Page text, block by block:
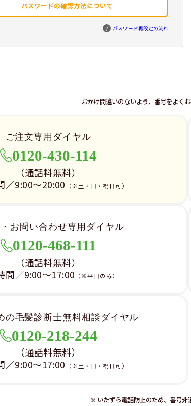
パスワードの確認方法について
? パスワード再設定の流れ
おかけ間違いのないよう、番号をよく
ご注文専用ダイヤル
0120-430-114
（通話料無料）
／9:00～20:00
（※土・日・祝日可）
お問い合わせ専用ダイヤル
0120-468-111
（通話料無料）
間／9:00～17:00 （※平日のみ）
の毛髪診断士無料相談ダイヤル
0120-218-244
（通話料無料）
／9:00～17:00
（※土・日・祝日可）
※ いたずら電話防止のため、番号非